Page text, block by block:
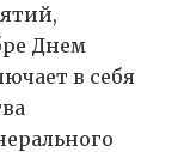
Днем
в себя